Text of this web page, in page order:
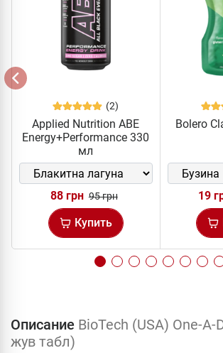
(2)
Applied Nutrition ABE
Energy+Performance 330
мл
88 грн 95 грн
Купить
Bolero
19
Описание BioTech (USA) One-A-
жув табл)